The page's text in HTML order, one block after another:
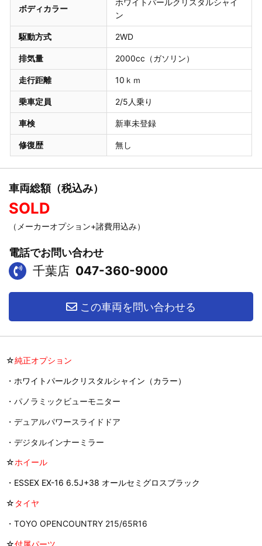
ボディカラー
ホワイトパールクリスタルシャイ
ン
駆動方式 2WD
排気量 2000cc（ガソリン）
走行距離 10ｋｍ
乗車定員 2/5人乗り
車検 新車未登録
修復歴 無し
車両総額（税込み）
SOLD
（メーカーオプション+諸費用込み）
電話でお問い合わせ
千葉店 047-360-9000
この車両を問い合わせる
☆純正オプション
・ホワイトパールクリスタルシャイン（カラー）
・パノラミックビューモニター
・デュアルパワースライドドア
・デジタルインナーミラー
☆ホイール
・ESSEX EX-16 6.5J+38 オールセミグロスブラック
☆ タイヤ
・TOYO OPENCOUNTRY 215/65R16
☆付属パーツ